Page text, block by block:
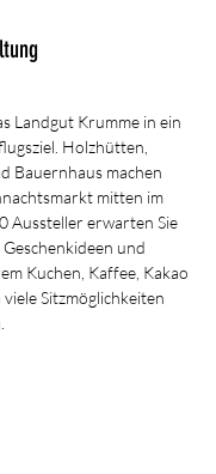
Landgut Krumme in ein
Holzhütten,
Bauernhaus machen
mitten im
Aussteller erwarten Sie
und
Kuchen, Kaffee, Kakao
Sitzmöglichkeiten